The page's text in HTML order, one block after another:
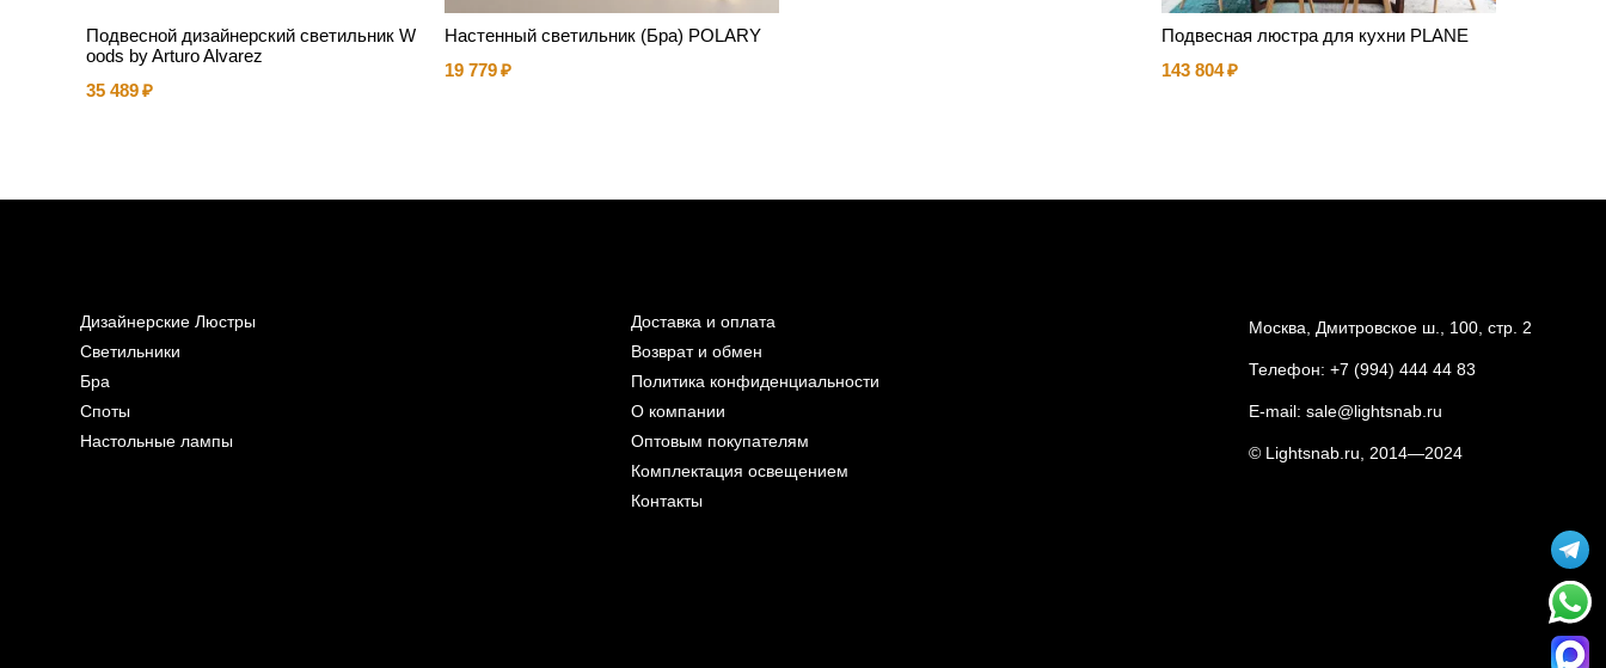
Подвесной дизайнерский светильник W
oods by Arturo Alvarez
35 489
Настенный светильник (Бра) POLARY
19 779
Подвесная люстра для кухни PLANE
143 804
Дизайнерские Люстры
Светильники
Бра
Споты
Настольные лампы
Доставка и оплата
Возврат и обмен
Политика конфиденциальности
О компании
Оптовым покупателям
Комплектация освещением
Контакты
Москва, Дмитровское ш., 100, стр. 2
Телефон: +7 (994) 444 44 83
E-mail: sale@lightsnab.ru
© Lightsnab.ru, 2014—2024